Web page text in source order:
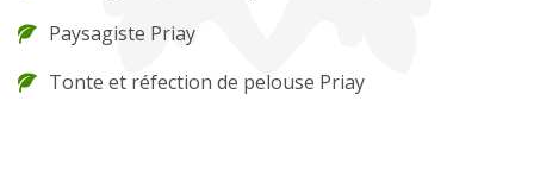
Paysagiste Priay
Tonte et réfection de pelouse Priay